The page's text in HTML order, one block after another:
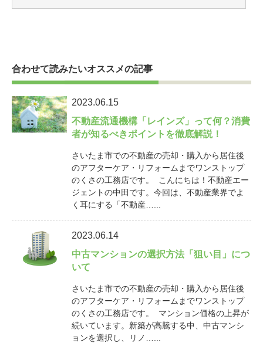
合わせて読みたいオススメの記事
2023.06.15
不動産流通機構「レインズ」って何？消費
者が知るべきポイントを徹底解説！
さいたま市での不動産の売却・購入から居住後
のアフターケア・リフォームまでワンストップ
のくさの工務店です。 こんにちは！不動産エー
ジェントの中田です。今回は、不動産業界でよ
く耳にする「不動産…...
2023.06.14
中古マンションの選択方法「狙い目」につ
いて
さいたま市での不動産の売却・購入から居住後
のアフターケア・リフォームまでワンストップ
のくさの工務店です。 マンション価格の上昇が
続いています。新築が高騰する中、中古マンシ
ョンを選択し、リノ…...